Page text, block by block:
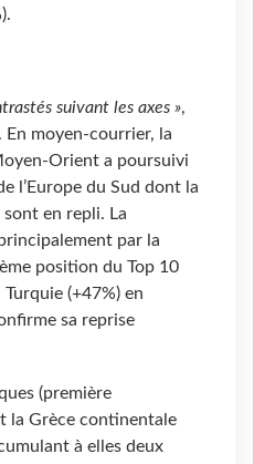
suivant les axes »,
En moyen-courrier, la
Orient a poursuivi
l’Europe du Sud dont la
en repli. La
par la
position du Top 10
(+47%) en
sa reprise
(première
la Grèce continentale
à elles deux